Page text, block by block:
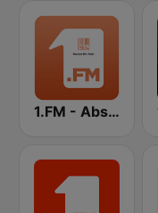
1.FM - Absolute 90s